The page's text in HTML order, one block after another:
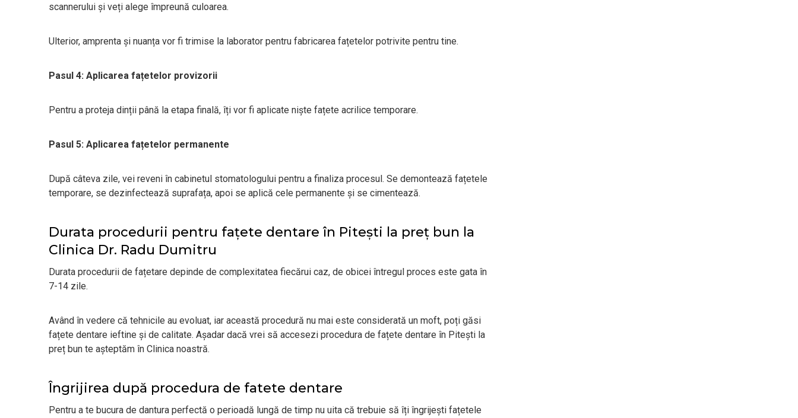
scannerului și veți alege împreună culoarea.
Ulterior, amprenta și nuanța vor fi trimise la laborator pentru fabricarea fațetelor potrivite pentru tine.
Pasul 4: Aplicarea fațetelor provizorii
Pentru a proteja dinții până la etapa finală, îți vor fi aplicate niște fațete acrilice temporare.
Pasul 5: Aplicarea fațetelor permanente
După câteva zile, vei reveni în cabinetul stomatologului pentru a finaliza procesul. Se demontează fațetele
temporare, se dezinfectează suprafața, apoi se aplică cele permanente și se cimentează.
Durata procedurii pentru fațete dentare în Pitești la preț bun la
Clinica Dr. Radu Dumitru
Durata procedurii de fațetare depinde de complexitatea fiecărui caz, de obicei întregul proces este gata în
7-14 zile.
Având în vedere că tehnicile au evoluat, iar această procedură nu mai este considerată un moft, poți găsi
fațete dentare ieftine și de calitate. Așadar dacă vrei să accesezi procedura de fațete dentare în Pitești la
preț bun te așteptăm în Clinica noastră.
Îngrijirea după procedura de fatete dentare
Pentru a te bucura de dantura perfectă o perioadă lungă de timp nu uita că trebuie să îți îngrijești fațetele